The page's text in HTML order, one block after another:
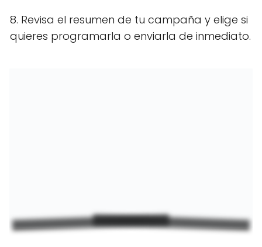
8. Revisa el resumen de tu campaña y elige si
quieres programarla o enviarla de inmediato.